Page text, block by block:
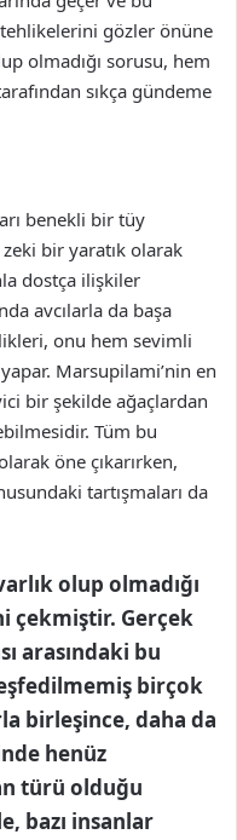
gözler önüne
olmadığı sorusu, hem
sıkça gündeme
benekli bir tüy
bir yaratık olarak
dostça ilişkiler
avcılarla da başa
onu hem sevimli
Marsupilami’nin en
bir şekilde ağaçlardan
Tüm bu
öne çıkarırken,
tartışmaları da
olup olmadığı
çekmiştir. Gerçek
arasındaki bu
birçok
birleşince, daha da
henüz
türü olduğu
bazı insanlar